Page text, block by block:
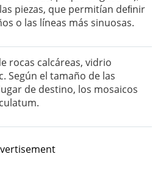
piezas, que permitían deﬁnir
o las líneas más sinuosas.
rocas calcáreas, vidrio
Según el tamaño de las
de destino, los mosaicos